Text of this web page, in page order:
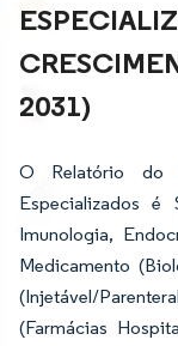
2031)
O Relatório do
Especializados é
Imunologia,
Medicamento
(Injetável/
(Farmácias